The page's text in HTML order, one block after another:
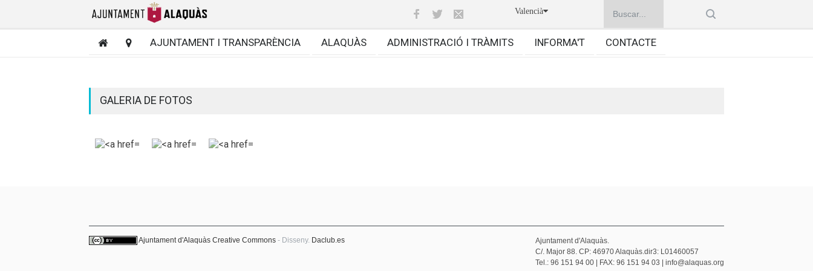
Valencià
AJUNTAMENT I TRANSPARÈNCIA ALAQUÀS ADMINISTRACIÓ I TRÀMITS INFORMA'T CONTACTE
GALERIA DE FOTOS
Ajuntament d'Alaquàs Creative Commons - Disseny. Daclub.es
Ajuntament d'Alaquàs.
C/. Major 88. CP: 46970 Alaquàs.dir3: L01460057
Tel.: 96 151 94 00 | FAX: 96 151 94 03 | info@alaquas.org